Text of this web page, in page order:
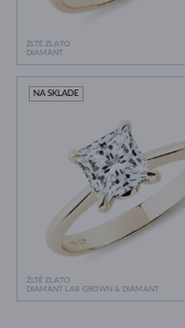
ŽLTÉ ZLATO
DIAMANT
ŽLTÉ ZLATO
DIAMANT LAB GROWN & DIAMANT
NA SKLADE